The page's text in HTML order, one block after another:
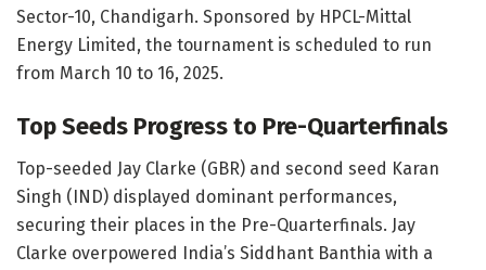
Sector-10, Chandigarh. Sponsored by HPCL-Mittal
Energy Limited, the tournament is scheduled to run
from March 10 to 16, 2025.
Top Seeds Progress to Pre-Quarterfinals
Top-seeded Jay Clarke (GBR) and second seed Karan
Singh (IND) displayed dominant performances,
securing their places in the Pre-Quarterfinals. Jay
Clarke overpowered India’s Siddhant Banthia with a